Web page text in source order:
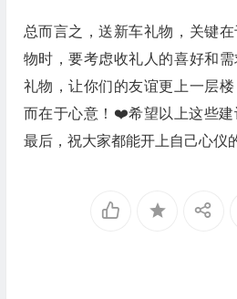
总而言之，送新车礼物，关键
物时，要考虑收礼人的喜好和
礼物，让你们的友谊更上一层楼
而在于心意！❤️希望以上这些建
最后，祝大家都能开上自己心仪